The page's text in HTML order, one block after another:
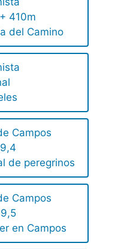
410m
del Camino
Campos
de peregrinos
Campos
en Campos